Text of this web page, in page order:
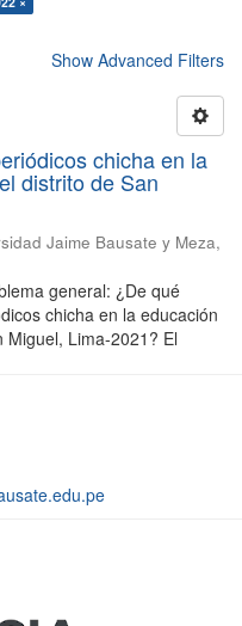
Show Advanced Filters
chicha en la
distrito de San
Jaime Bausate y Meza,
general: ¿De qué
chicha en la educación
Lima-2021? El